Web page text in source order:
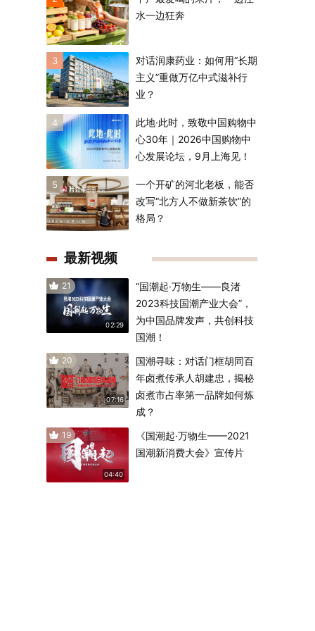
水一边狂奔
3
对话润康药业：如何用“长期
主义”重做万亿中式滋补行
业？
4
此地·此时，致敬中国购物中
心30年｜2026中国购物中
心发展论坛，9月上海见！
5
一个开矿的河北老板，能否
改写“北方人不做新茶饮”的
格局？
最新视频
21
02:29
“国潮起·万物生——良渚
2023科技国潮产业大会”，
为中国品牌发声，共创科技
国潮！
20
07:16
国潮寻味：对话门框胡同百
年卤煮传承人胡建忠，揭秘
卤煮市占率第一品牌如何炼
成？
19
04:40
《国潮起·万物生——2021
国潮新消费大会》宣传片